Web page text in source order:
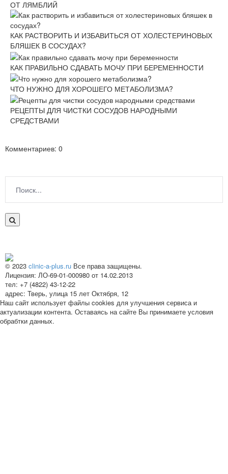
ОТ ЛЯМБЛИЙ
КАК РАСТВОРИТЬ И ИЗБАВИТЬСЯ ОТ ХОЛЕСТЕРИНОВЫХ
БЛЯШЕК В СОСУДАХ?
КАК ПРАВИЛЬНО СДАВАТЬ МОЧУ ПРИ БЕРЕМЕННОСТИ
ЧТО НУЖНО ДЛЯ ХОРОШЕГО МЕТАБОЛИЗМА?
РЕЦЕПТЫ ДЛЯ ЧИСТКИ СОСУДОВ НАРОДНЫМИ
СРЕДСТВАМИ
Комментариев: 0
© 2023 clinic-a-plus.ru Все права защищены.
Лицензия: ЛО-69-01-000980 от 14.02.2013
тел: +7 (4822) 43-12-22
адрес: Тверь, улица 15 лет Октября, 12
Наш сайт использует файлы cookies для улучшения сервиса и
актуализации контента. Оставаясь на сайте Вы принимаете условия
обрабтки данных.